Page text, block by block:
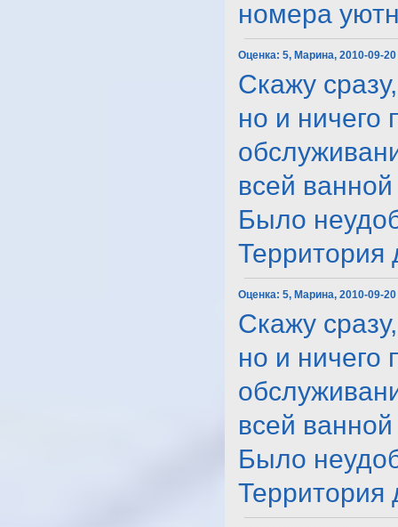
номера
Оценка:5, Марина, 2010-09-20
Скажу
но и
всей
Было
Территория
Оценка:5, Марина, 2010-09-20
Скажу
но и
всей
Было
Территория